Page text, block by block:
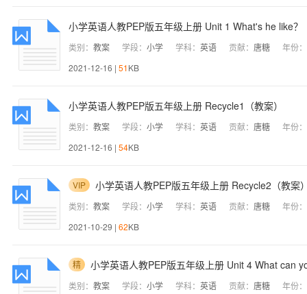
小学英语人教PEP版五年级上册 Unit 1 What's he like？
类别： 教案 学段： 小学 学科： 英语 贡献： 唐糖
年份：
2021-12-16 | 51KB
小学英语人教PEP版五年级上册 Recycle1（教案）
类别： 教案 学段： 小学 学科： 英语 贡献： 唐糖
年份：
2021-12-16 | 54KB
VIP 小学英语人教PEP版五年级上册 Recycle2（教案
类别： 教案 学段： 小学 学科： 英语 贡献： 唐糖
年份：
2021-10-29 | 62KB
精 小学英语人教PEP版五年级上册 Unit 4 What can
类别： 教案 学段： 小学 学科： 英语 贡献： 唐糖
年份：